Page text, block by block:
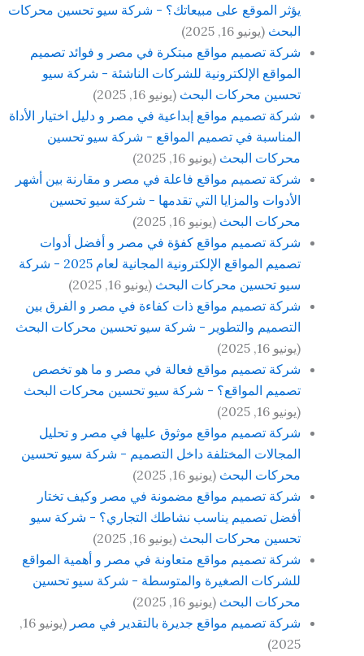
يؤثر الموقع على مبيعاتك؟ - شركة سيو تحسين محركات
البحث (يونيو 16, 2025)
شركة تصميم مواقع مبتكرة في مصر و فوائد تصميم
المواقع الإلكترونية للشركات الناشئة - شركة سيو
تحسين محركات البحث (يونيو 16, 2025)
شركة تصميم مواقع إبداعية في مصر و دليل اختيار الأداة
المناسبة في تصميم المواقع - شركة سيو تحسين
محركات البحث (يونيو 16, 2025)
شركة تصميم مواقع فاعلة في مصر و مقارنة بين أشهر
الأدوات والمزايا التي تقدمها - شركة سيو تحسين
محركات البحث (يونيو 16, 2025)
شركة تصميم مواقع كفؤة في مصر و أفضل أدوات
تصميم المواقع الإلكترونية المجانية لعام 2025 - شركة
سيو تحسين محركات البحث (يونيو 16, 2025)
شركة تصميم مواقع ذات كفاءة في مصر و الفرق بين
التصميم والتطوير - شركة سيو تحسين محركات البحث
(يونيو 16, 2025)
شركة تصميم مواقع فعالة في مصر و ما هو تخصص
تصميم المواقع؟ - شركة سيو تحسين محركات البحث
(يونيو 16, 2025)
شركة تصميم مواقع موثوق عليها في مصر و تحليل
المجالات المختلفة داخل التصميم - شركة سيو تحسين
محركات البحث (يونيو 16, 2025)
شركة تصميم مواقع مضمونة في مصر وكيف تختار
أفضل تصميم يناسب نشاطك التجاري؟ - شركة سيو
تحسين محركات البحث (يونيو 16, 2025)
شركة تصميم مواقع متعاونة في مصر و أهمية المواقع
للشركات الصغيرة والمتوسطة - شركة سيو تحسين
محركات البحث (يونيو 16, 2025)
شركة تصميم مواقع جديرة بالتقدير في مصر
(يونيو 16,
2025)